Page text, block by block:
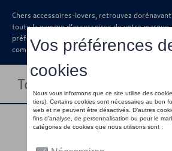
Chers accessoires-lovers, retrouvez dorénavant
toute la gamme d’accessoires de votre marque
préférée sous forme de catalogue à
commander auprès de votre concessionaire.
Toggle navigation